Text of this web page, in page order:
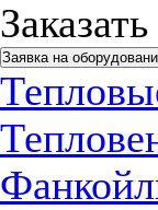
Заявка на